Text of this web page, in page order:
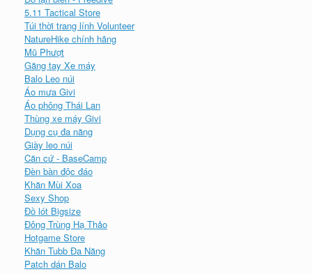
5.11 Tactical Store
Túi thời trang lính Volunteer
NatureHike chính hãng
Mũ Phượt
Găng tay Xe máy
Balo Leo núi
Áo mưa Givi
Áo phông Thái Lan
Thùng xe máy Givi
Dụng cụ đa năng
Giày leo núi
Căn cứ - BaseCamp
Đèn bàn độc đáo
Khăn Mùi Xoa
Sexy Shop
Đồ lót Bigsize
Đông Trùng Hạ Thảo
Hotgame Store
Khăn Tubb Đa Năng
Patch dán Balo